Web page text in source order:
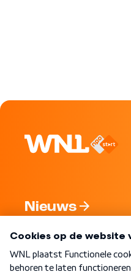
Nieuws
Nieuwsbrief